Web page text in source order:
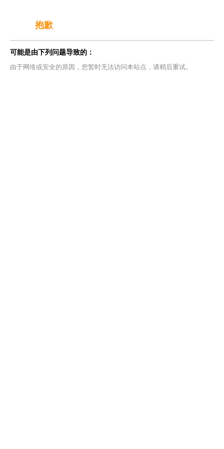
抱歉
可能是由下列问题导致的：
由于网络或安全的原因，您暂时无法访问本站点，请稍后重试。